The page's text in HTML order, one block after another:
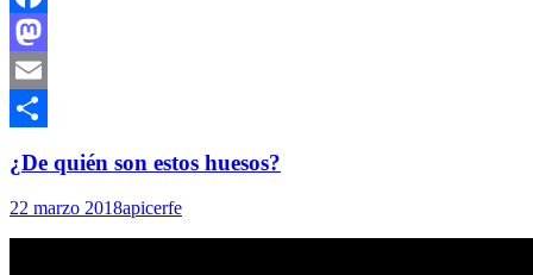
Facebook
Mastodon
Email
¿De quién son estos huesos?
22 marzo 2018apicerfe